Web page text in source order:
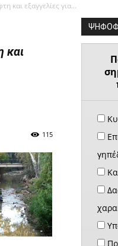
και εξαγγελίες για...
και
115